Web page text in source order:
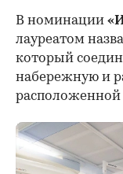
В номинации
лауреатом
который
набережную и
расположенной